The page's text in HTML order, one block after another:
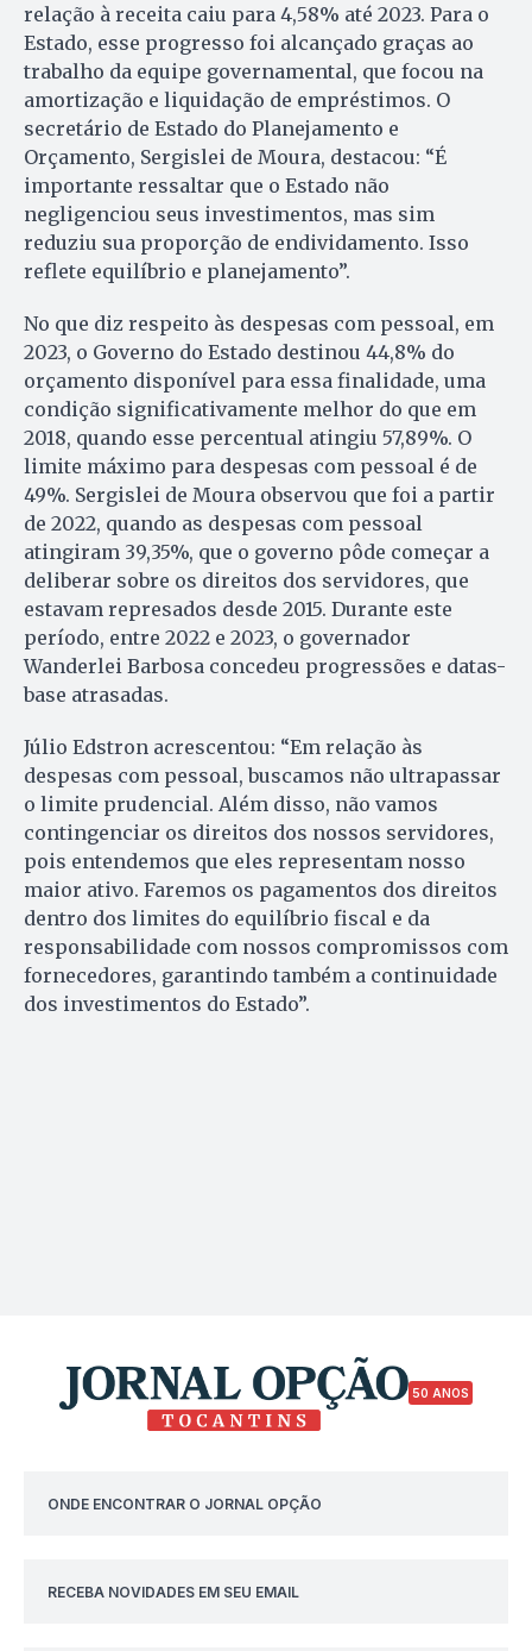
relação à receita caiu para 4,58% até 2023. Para o
Estado, esse progresso foi alcançado graças ao
trabalho da equipe governamental, que focou na
amortização e liquidação de empréstimos. O
secretário de Estado do Planejamento e
Orçamento, Sergislei de Moura, destacou: “É
importante ressaltar que o Estado não
negligenciou seus investimentos, mas sim
reduziu sua proporção de endividamento. Isso
reflete equilíbrio e planejamento”.
No que diz respeito às despesas com pessoal, em
2023, o Governo do Estado destinou 44,8% do
orçamento disponível para essa finalidade, uma
condição significativamente melhor do que em
2018, quando esse percentual atingiu 57,89%. O
limite máximo para despesas com pessoal é de
49%. Sergislei de Moura observou que foi a partir
de 2022, quando as despesas com pessoal
atingiram 39,35%, que o governo pôde começar a
deliberar sobre os direitos dos servidores, que
estavam represados desde 2015. Durante este
período, entre 2022 e 2023, o governador
Wanderlei Barbosa concedeu progressões e datas-
base atrasadas.
Júlio Edstron acrescentou: “Em relação às
despesas com pessoal, buscamos não ultrapassar
o limite prudencial. Além disso, não vamos
contingenciar os direitos dos nossos servidores,
pois entendemos que eles representam nosso
maior ativo. Faremos os pagamentos dos direitos
dentro dos limites do equilíbrio fiscal e da
responsabilidade com nossos compromissos com
fornecedores, garantindo também a continuidade
dos investimentos do Estado”.
50 ANOS
ONDE ENCONTRAR O JORNAL OPÇÃO
RECEBA NOVIDADES EM SEU EMAIL